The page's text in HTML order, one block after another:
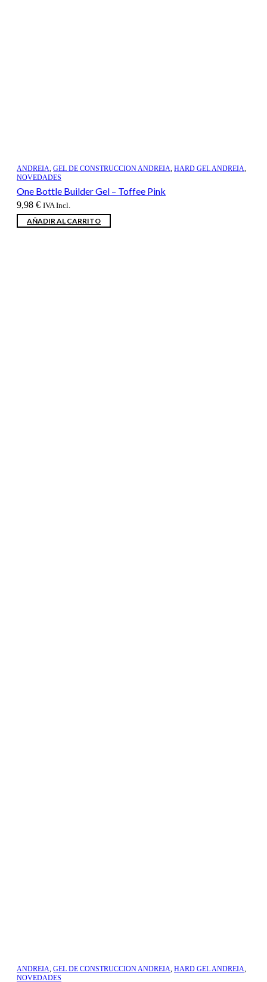
ANDREIA, GEL DE CONSTRUCCION ANDREIA, HARD GEL ANDREIA,
NOVEDADES
One Bottle Builder Gel – Toffee Pink
9,98 € IVA Incl.
AÑADIR AL CARRITO
ANDREIA, GEL DE CONSTRUCCION ANDREIA, HARD GEL ANDREIA,
NOVEDADES